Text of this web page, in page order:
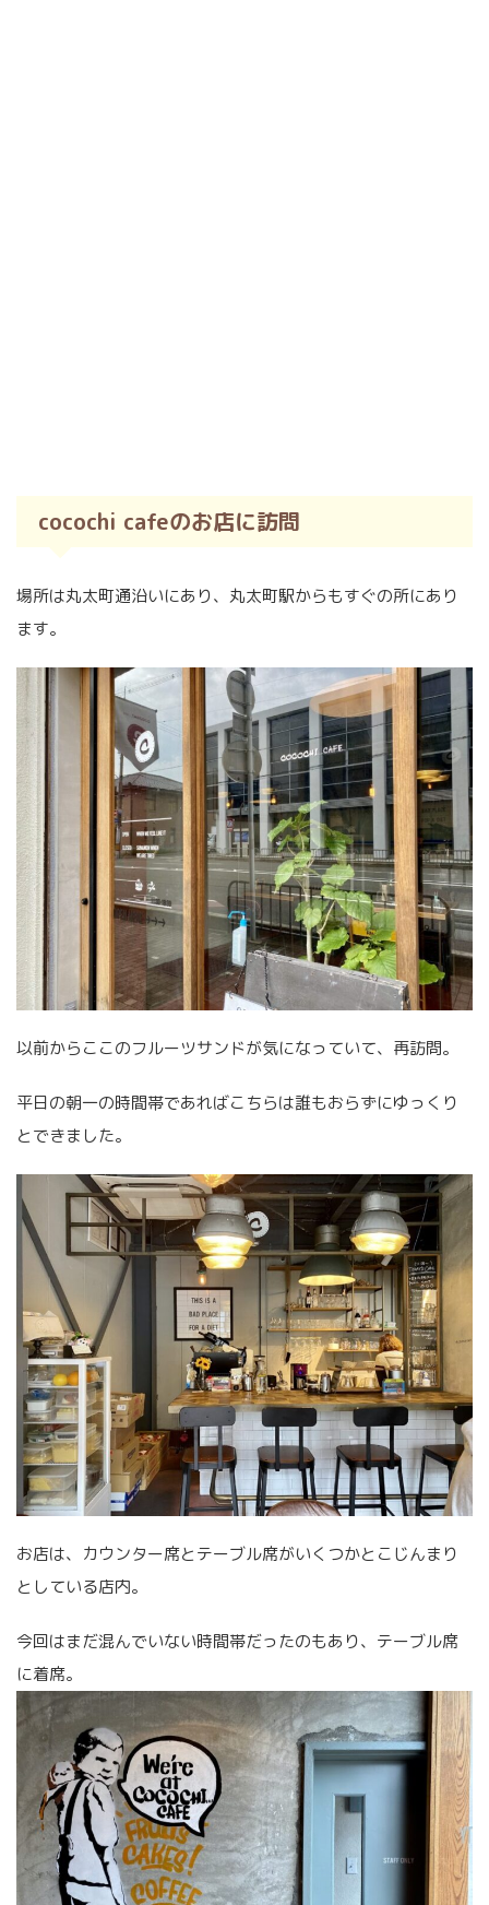
cocochi cafeのお店に訪問
場所は丸太町通沿いにあり、丸太町駅からもすぐの所にあり
ます。
以前からここのフルーツサンドが気になっていて、再訪問。
平日の朝一の時間帯であればこちらは誰もおらずにゆっくり
とできました。
お店は、カウンター席とテーブル席がいくつかとこじんまり
としている店内。
今回はまだ混んでいない時間帯だったのもあり、テーブル席
に着席。